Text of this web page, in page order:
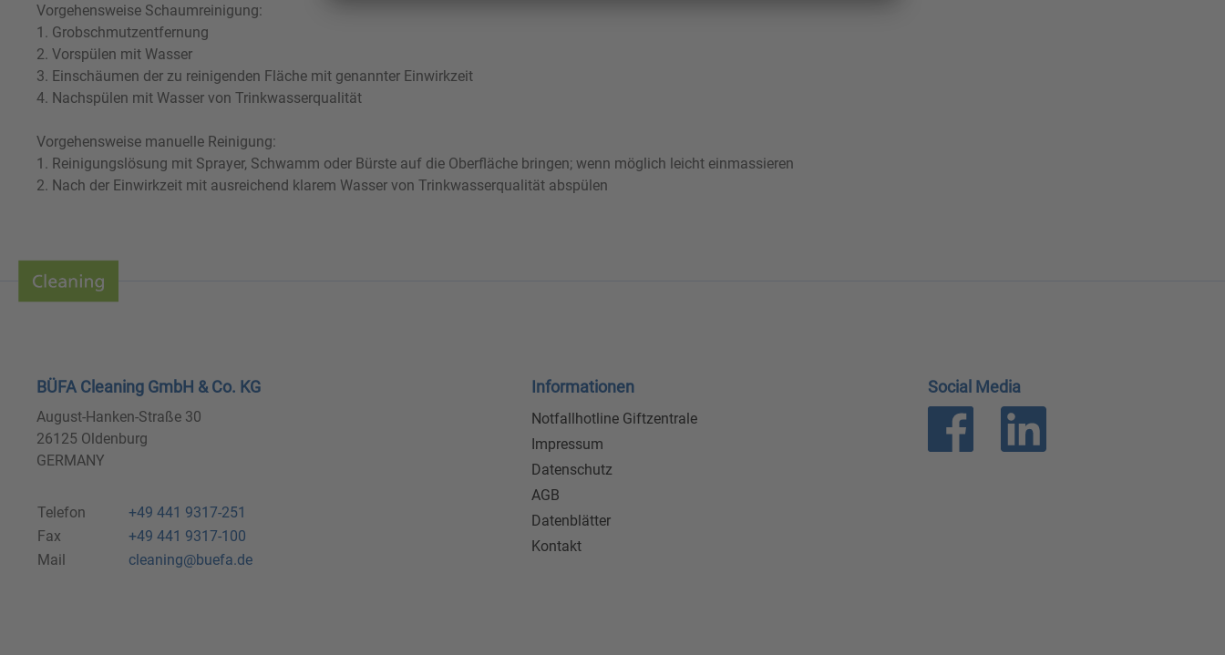
Vorgehensweise Schaumreinigung:
1. Grobschmutzentfernung
2. Vorspülen mit Wasser
3. Einschäumen der zu reinigenden Fläche mit genannter Einwirkzeit
4. Nachspülen mit Wasser von Trinkwasserqualität
Vorgehensweise manuelle Reinigung:
1. Reinigungslösung mit Sprayer, Schwamm oder Bürste auf die Oberfläche bringen; wenn möglich leicht einmassieren
2. Nach der Einwirkzeit mit ausreichend klarem Wasser von Trinkwasserqualität abspülen
BÜFA Cleaning GmbH & Co. KG
August-Hanken-Straße 30
26125 Oldenburg
GERMANY
Telefon
+49 441 9317-251
Fax
+49 441 9317-100
Mail
cleaning@buefa.de
Informationen
Notfallhotline Giftzentrale
Impressum
Datenschutz
AGB
Datenblätter
Kontakt
Social Media